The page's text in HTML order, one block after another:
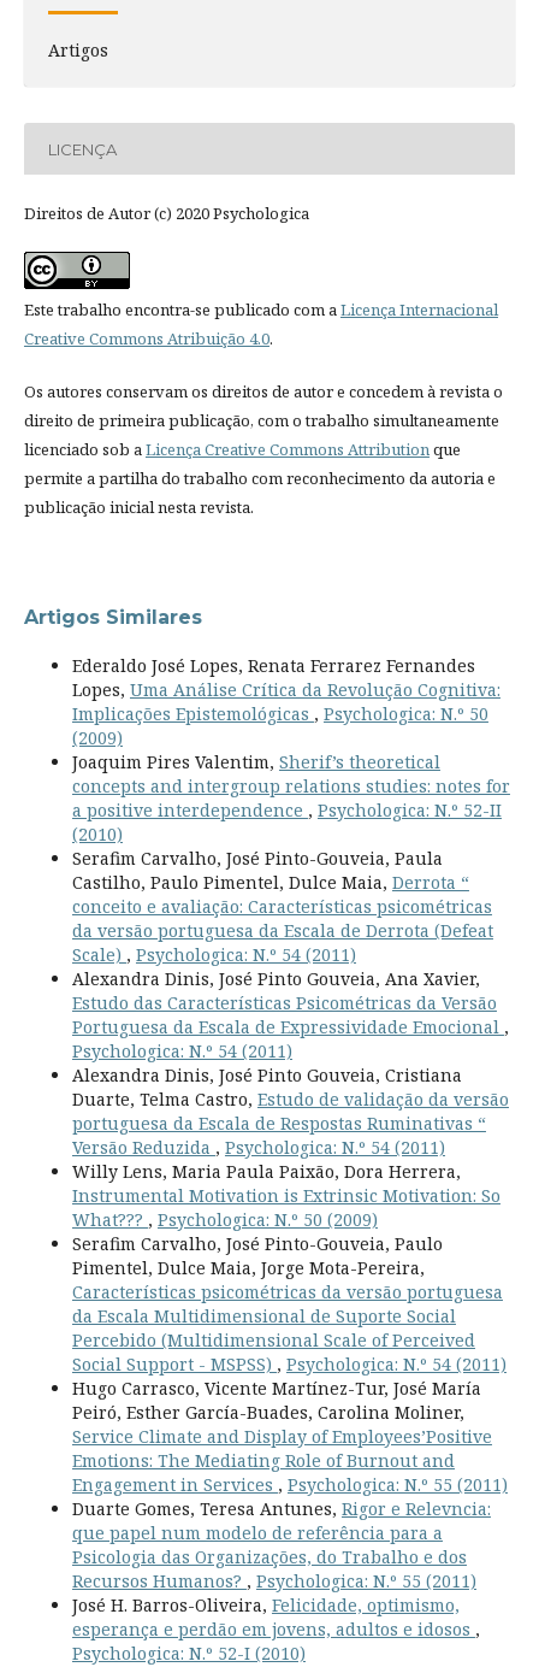
Artigos
LICENÇA
Direitos de Autor (c) 2020 Psychologica
Este trabalho encontra-se publicado com aLicença Internacional
Creative Commons Atribuição 4.0.
Os autores conservam os direitos de autor e concedem à revista o
direito de primeira publicação, com o trabalho simultaneamente
licenciado sob aLicença Creative Commons Attributionque
permite a partilha do trabalho com reconhecimento da autoria e
publicação inicial nesta revista.
Artigos Similares
Ederaldo José Lopes, Renata Ferrarez Fernandes
Lopes, Uma Análise Crítica da Revolução Cognitiva:
Implicações Epistemológicas , Psychologica: N.º 50
(2009)
Joaquim Pires Valentim, Sherif’s theoretical
concepts and intergroup relations studies: notes for
a positive interdependence , Psychologica: N.º 52-II
(2010)
Serafim Carvalho, José Pinto-Gouveia, Paula
Castilho, Paulo Pimentel, Dulce Maia, Derrota “
conceito e avaliação: Características psicométricas
da versão portuguesa da Escala de Derrota (Defeat
Scale) , Psychologica: N.º 54 (2011)
Alexandra Dinis, José Pinto Gouveia, Ana Xavier,
Estudo das Características Psicométricas da Versão
Portuguesa da Escala de Expressividade Emocional ,
Psychologica: N.º 54 (2011)
Alexandra Dinis, José Pinto Gouveia, Cristiana
Duarte, Telma Castro, Estudo de validação da versão
portuguesa da Escala de Respostas Ruminativas “
Versão Reduzida , Psychologica: N.º 54 (2011)
Willy Lens, Maria Paula Paixão, Dora Herrera,
Instrumental Motivation is Extrinsic Motivation: So
What??? , Psychologica: N.º 50 (2009)
Serafim Carvalho, José Pinto-Gouveia, Paulo
Pimentel, Dulce Maia, Jorge Mota-Pereira,
Características psicométricas da versão portuguesa
da Escala Multidimensional de Suporte Social
Percebido (Multidimensional Scale of Perceived
Social Support - MSPSS) , Psychologica: N.º 54 (2011)
Hugo Carrasco, Vicente Martínez-Tur, José María
Peiró, Esther García-Buades, Carolina Moliner,
Service Climate and Display of Employees’Positive
Emotions: The Mediating Role of Burnout and
Engagement in Services , Psychologica: N.º 55 (2011)
Duarte Gomes, Teresa Antunes, Rigor e Relevncia:
que papel num modelo de referência para a
Psicologia das Organizações, do Trabalho e dos
Recursos Humanos? , Psychologica: N.º 55 (2011)
José H. Barros-Oliveira, Felicidade, optimismo,
esperança e perdão em jovens, adultos e idosos ,
Psychologica: N.º 52-I (2010)